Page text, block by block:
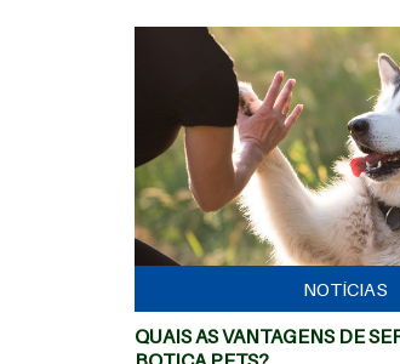
MAIS
NOTÍCIAS
QUAIS AS VANTAGENS DE